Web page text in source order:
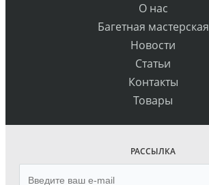
О нас
Багетная мастерская
Новости
Статьи
Контакты
Товары
РАССЫЛКА